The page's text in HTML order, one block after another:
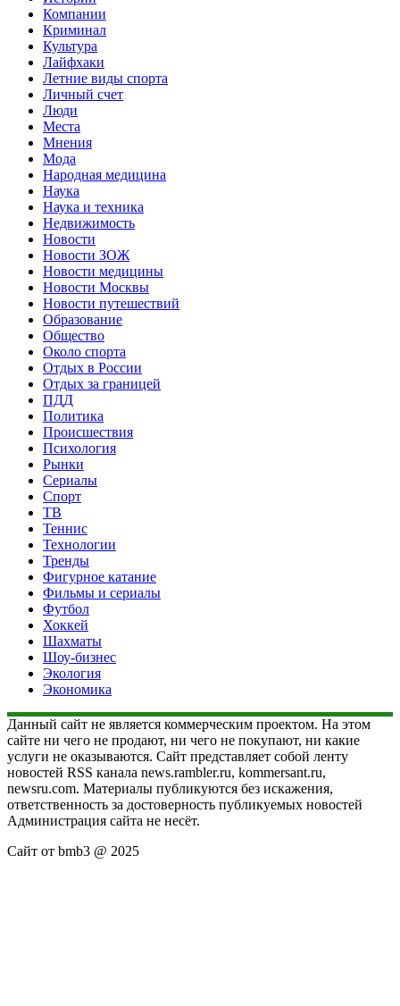
Компании
Криминал
Культура
Лайфхаки
Летние виды спорта
Личный счет
Люди
Места
Мнения
Мода
Народная медицина
Наука
Наука и техника
Недвижимость
Новости
Новости ЗОЖ
Новости медицины
Новости Москвы
Новости путешествий
Образование
Общество
Около спорта
Отдых в России
Отдых за границей
ПДД
Политика
Происшествия
Психология
Рынки
Сериалы
Спорт
ТВ
Теннис
Технологии
Тренды
Фигурное катание
Фильмы и сериалы
Футбол
Хоккей
Шахматы
Шоу-бизнес
Экология
Экономика
Данный сайт не является коммерческим проектом. На этом
сайте ни чего не продают, ни чего не покупают, ни какие
услуги не оказываются. Сайт представляет собой ленту
новостей RSS канала news.rambler.ru, kommersant.ru,
newsru.com. Материалы публикуются без искажения,
ответственность за достоверность публикуемых новостей
Администрация сайта не несёт.
Сайт от bmb3 @ 2025